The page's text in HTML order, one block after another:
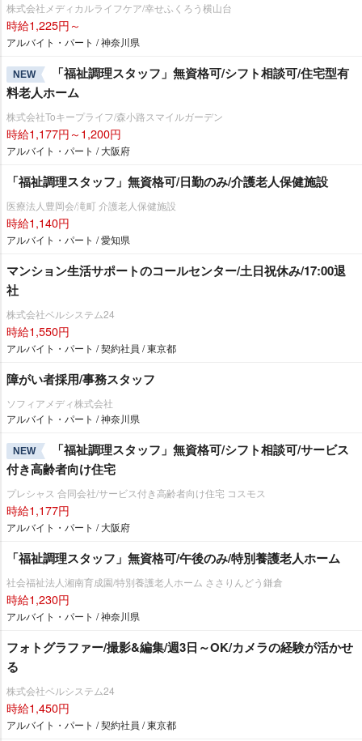
株式会社メディカルライフケア/幸せふくろう横山台
時給1,225円～
アルバイト・パート / 神奈川県
NEW
「福祉調理スタッフ」無資格可/シフト相談可/住宅型有
料老人ホーム
株式会社Toキープライフ/森小路スマイルガーデン
時給1,177円～1,200円
アルバイト・パート / 大阪府
「福祉調理スタッフ」無資格可/日勤のみ/介護老人保健施設
医療法人豊岡会/滝町 介護老人保健施設
時給1,140円
アルバイト・パート / 愛知県
マンション生活サポートのコールセンター/土日祝休み/17:00退
社
株式会社ベルシステム24
時給1,550円
アルバイト・パート / 契約社員 / 東京都
障がい者採用/事務スタッフ
ソフィアメディ株式会社
アルバイト・パート / 神奈川県
NEW
「福祉調理スタッフ」無資格可/シフト相談可/サービス
付き高齢者向け住宅
プレシャス 合同会社/サービス付き高齢者向け住宅 コスモス
時給1,177円
アルバイト・パート / 大阪府
「福祉調理スタッフ」無資格可/午後のみ/特別養護老人ホーム
社会福祉法人湘南育成園/特別養護老人ホーム ささりんどう鎌倉
時給1,230円
アルバイト・パート / 神奈川県
フォトグラファー/撮影&編集/週3日～OK/カメラの経験が活かせ
る
株式会社ベルシステム24
時給1,450円
アルバイト・パート / 契約社員 / 東京都